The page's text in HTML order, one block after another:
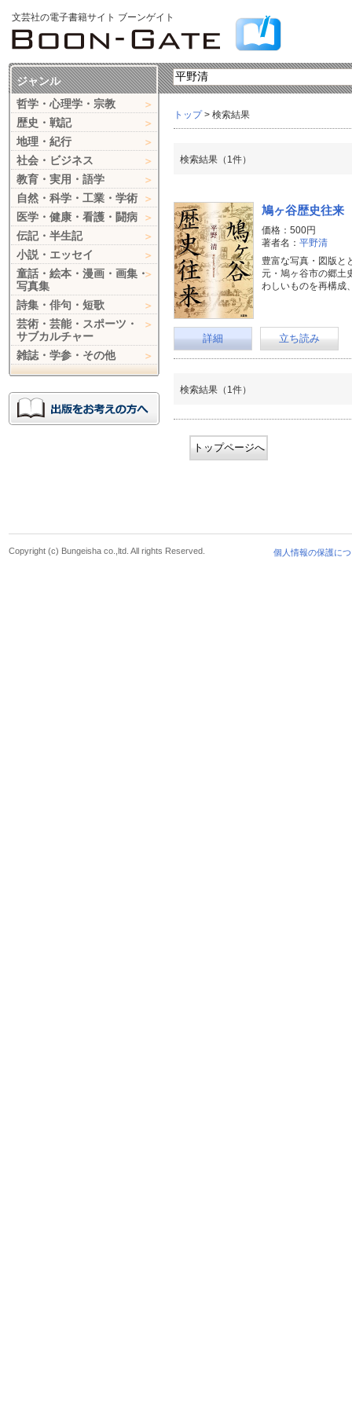
文芸社の電子書籍サイト ブーンゲイト
トップ> 検索結果
検索結果（1件）
鳩ヶ谷歴史往来
価格：500円
著者名： 平野清
豊富な写真・図版と
元・鳩ヶ谷市の郷土
わしいものを再構成
詳細 立ち読み
検索結果（1件）
トップページへ
ジャンル
哲学・心理学・宗教
歴史・戦記
地理・紀行
社会・ビジネス
教育・実用・語学
自然・科学・工業・学術
医学・健康・看護・闘病
伝記・半生記
小説・エッセイ
童話・絵本・漫画・画集・
写真集
詩集・俳句・短歌
芸術・芸能・スポーツ・
サブカルチャー
雑誌・学参・その他
個人情報の保護に
Copyright (c) Bungeisha co.,ltd. All rights Reserved.